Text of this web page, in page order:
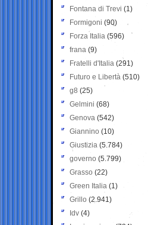
Fontana di Trevi (1)
Formigoni (90)
Forza Italia (596)
frana (9)
Fratelli d'Italia (291)
Futuro e Libertà (510)
g8 (25)
Gelmini (68)
Genova (542)
Giannino (10)
Giustizia (5.784)
governo (5.799)
Grasso (22)
Green Italia (1)
Grillo (2.941)
Idv (4)